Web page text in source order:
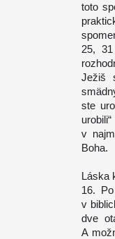
toto
25,
Ježiš
ste
v
Boha.
Láska
16.
v
dve
A